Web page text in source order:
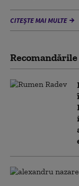
CITEȘTE MAI MULTE